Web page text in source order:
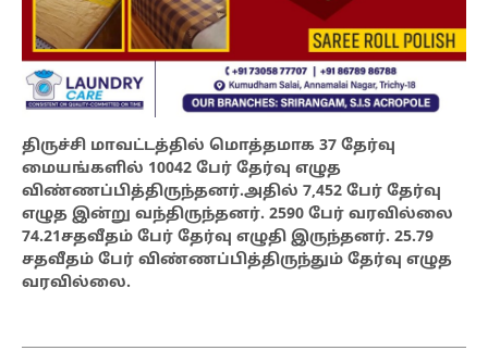
திருச்சி மாவட்டத்தில் மொத்தமாக 37 தேர்வு
மையங்களில் 10042 பேர் தேர்வு எழுத
விண்ணப்பித்திருந்தனர்.அதில் 7,452 பேர் தேர்வு
எழுத இன்று வந்திருந்தனர். 2590 பேர் வரவில்லை
74.21சதவீதம் பேர் தேர்வு எழுதி இருந்தனர். 25.79
சதவீதம் பேர் விண்ணப்பித்திருந்தும் தேர்வு எழுத
வரவில்லை.